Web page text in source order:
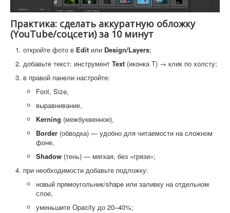
Практика: сделать аккуратную обложку
(YouTube/соцсети) за 10 минут
откройте фото в Edit или Design/Layers;
добавьте текст: инструмент Text (иконка T) → клик по холсту;
в правой панели настройте:
Font, Size,
выравнивание,
Kerning (межбуквенное),
Border (обводка) — удобно для читаемости на сложном
фоне,
Shadow (тень) — мягкая, без «грязи»;
при необходимости добавьте подложку:
новый прямоугольник/shape или заливку на отдельном
слое,
уменьшите Opacity до 20–40%;